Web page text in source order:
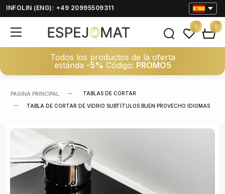
INFOLIN (ENG): +49 20995509311
Todos los productos de la oferta
estánda -5% Código: PROMO5
0 0
PAGINA PRINCIPAL TABLAS DE CORTAR
TABLA DE CORTAR DE VIDRIO SUBTÍTULOS BUEN PROVECHO IDIOMAS